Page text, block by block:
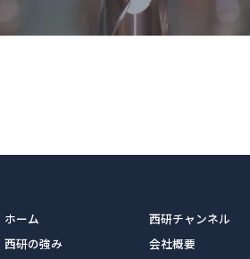
ホーム
西研の強み
西研チャンネル
会社概要